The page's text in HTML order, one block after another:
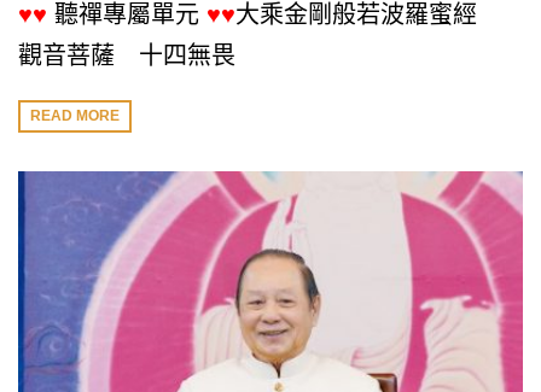
♥♥ 聽禪專屬單元 ♥♥大乘金剛般若波羅蜜經
觀音菩薩 十四無畏
READ MORE